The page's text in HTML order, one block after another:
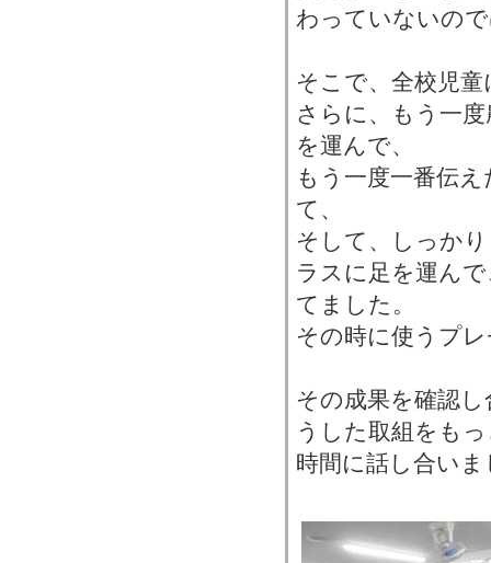
わっていないの
そこで、全校児
さらに、もう一
を運んで、
もう一度一番伝
て、
そして、しっか
ラスに足を運ん
てました。
その時に使うプ
その成果を確認
うした取組をも
時間に話し合いま